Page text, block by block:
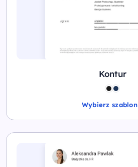
Kontur
Wybierz szablon